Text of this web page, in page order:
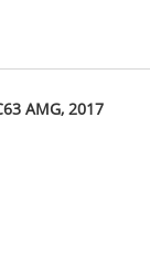
AMG, 2017